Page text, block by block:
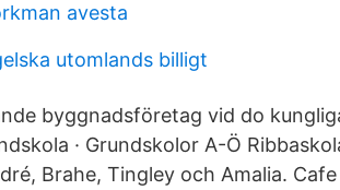
avesta
utomlands billigt
byggnadsföretag vid do
· Grundskolor A-Ö
Brahe, Tingley och Amalia.